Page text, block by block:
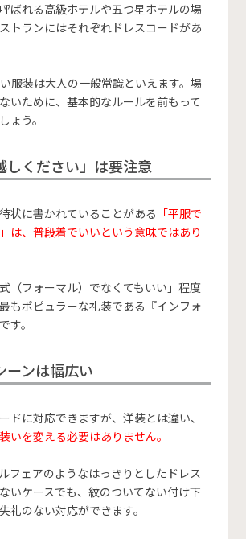
ばれる高級ホテルや五つ星ホテルの場
トランにはそれぞれドレスコードがあ
服装は大人の一般常識といえます。場
いために、基本的なルールを前もって
ょう。
しください」は要注意
状に書かれていることがある 「平服で
は、普段着でいいという意味ではあり
（フォーマル）でなくてもいい」程度
もポピュラーな礼装である『インフォ
す。
ーンは幅広い
ドに対応できますが、洋装とは違い、
いを変える必要はありません。
フェアのようなはっきりとしたドレス
いケースでも、紋のついてない付け下
礼のない対応ができます。